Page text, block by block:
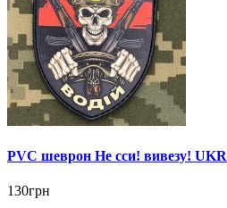
PVC шеврон Не сси! вивезу! UKR
130грн